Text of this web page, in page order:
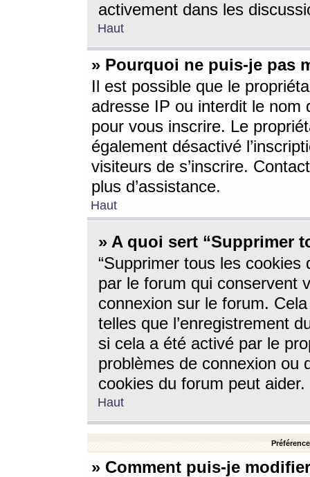
activement dans les
Haut
» Pourquoi ne puis-je pas
Il est possible que le
adresse IP ou interdit le nom
pour vous inscrire. Le
également désactivé
visiteurs de s’inscrire.
plus d’assistance.
Haut
» A quoi sert “Supprimer
“Supprimer tous les cookies
par le forum qui conservent
connexion sur le forum.
telles que l’enregistrement
si cela a été activé par le
problèmes de connexion ou
cookies du forum peut aider.
Haut
» Comment puis-je